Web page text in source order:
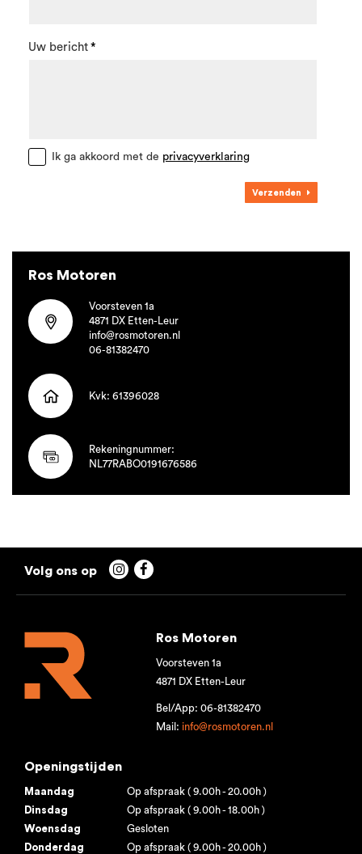
Uw bericht
Ik ga akkoord met de privacyverklaring
Verzenden
Ros Motoren
Voorsteven 1a
4871 DX Etten-Leur
info@rosmotoren.nl
06-81382470
Kvk: 61396028
Rekeningnummer:
NL77RABO0191676586
 
Ros Motoren
Voorsteven 1a
4871 DX Etten-Leur
Bel/App: 06-81382470
Mail: info@rosmotoren.nl
Openingstijden
Maandag
Op afspraak ( 9.00h - 20.00h )
Dinsdag
Op afspraak ( 9.00h - 18.00h )
Woensdag
Gesloten
Donderdag
Op afspraak ( 9.00h - 20.00h )